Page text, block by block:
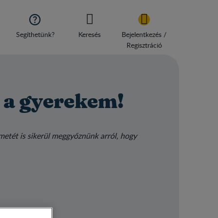

Segíthetünk? Keresés
Bejelentkezés /
Regisztráció
gyerekem!
is sikerül meggyőznünk arról, hogy